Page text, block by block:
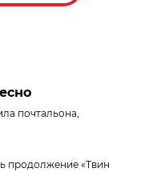
почтальона,
продолжение «Твин